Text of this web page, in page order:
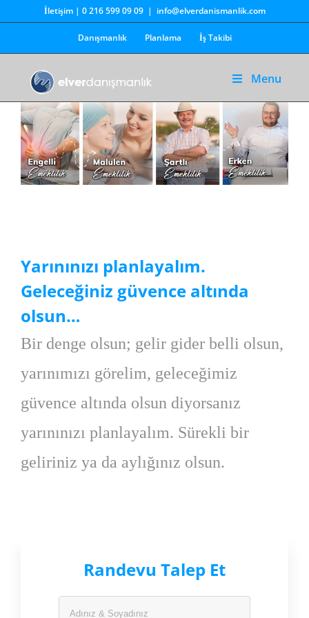
content
İletişim| 0 216 599 09 09 | info@elverdanismanlik.com
Danışmanlık Planlama İş Takibi
Menu
Yarınınızı planlayalım.
Geleceğiniz güvence altında
olsun…
Bir denge olsun; gelir gider belli olsun,
yarınımızı görelim, geleceğimiz
güvence altında olsun diyorsanız
yarınınızı planlayalım. Sürekli bir
geliriniz ya da aylığınız olsun.
Randevu Talep Et